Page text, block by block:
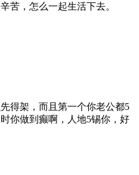
苦，怎么一起生活下去。
得架，而且第一个你老公都5
你做到癫啊，人地5锡你，好